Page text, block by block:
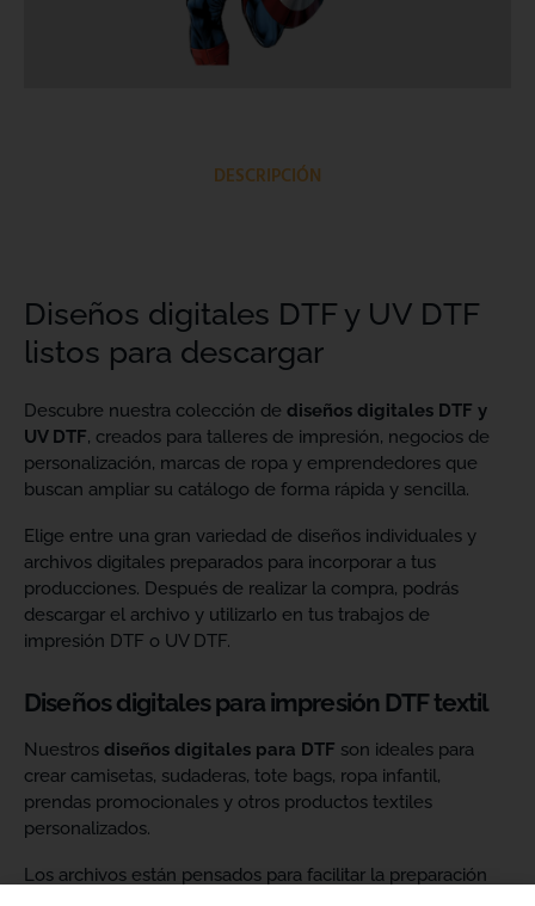
DESCRIPCIÓN
Diseños digitales DTF y UV DTF
listos para descargar
Descubre nuestra colección de diseños digitales DTF y
UV DTF, creados para talleres de impresión, negocios de
personalización, marcas de ropa y emprendedores que
buscan ampliar su catálogo de forma rápida y sencilla.
Elige entre una gran variedad de diseños individuales y
archivos digitales preparados para incorporar a tus
producciones. Después de realizar la compra, podrás
descargar el archivo y utilizarlo en tus trabajos de
impresión DTF o UV DTF.
Diseños digitales para impresión DTF textil
Nuestros diseños digitales para DTF son ideales para
crear camisetas, sudaderas, tote bags, ropa infantil,
prendas promocionales y otros productos textiles
personalizados.
Los archivos están pensados para facilitar la preparación